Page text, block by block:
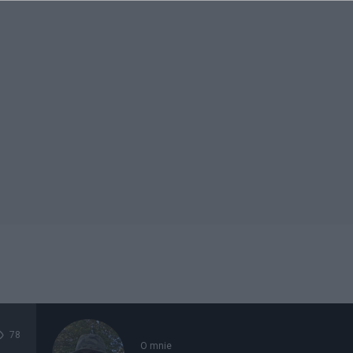
78
O mnie